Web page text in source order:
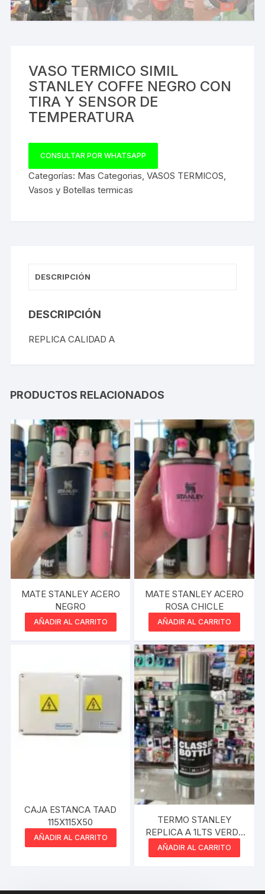
VASO TERMICO SIMIL
STANLEY COFFE NEGRO CON
TIRA Y SENSOR DE
TEMPERATURA
CONSULTAR POR WHATSAPP
Categorías: Mas Categorias,VASOS TERMICOS,
Vasos y Botellas termicas
DESCRIPCIÓN
DESCRIPCIÓN
REPLICA CALIDAD A
PRODUCTOS RELACIONADOS
MATE STANLEY ACERO
NEGRO
AÑADIR AL CARRITO
MATE STANLEY ACERO
ROSA CHICLE
AÑADIR AL CARRITO
CAJA ESTANCA TAAD
115X115X50
AÑADIR AL CARRITO
TERMO STANLEY
REPLICA A 1LTS VERDE
SIN MANIJA
AÑADIR AL CARRITO